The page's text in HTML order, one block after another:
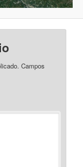
Campos